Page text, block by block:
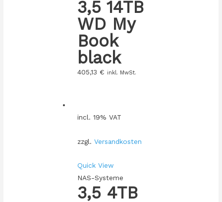
3,5 14TB
WD My
Book
black
405,13 € inkl. MwSt.
incl. 19% VAT
zzgl. Versandkosten
Quick View
NAS-Systeme
3,5 4TB